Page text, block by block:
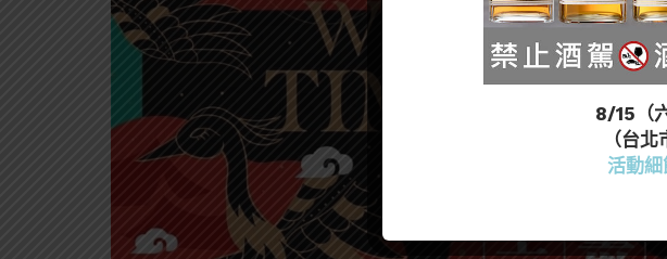
8/15（
（台
活動